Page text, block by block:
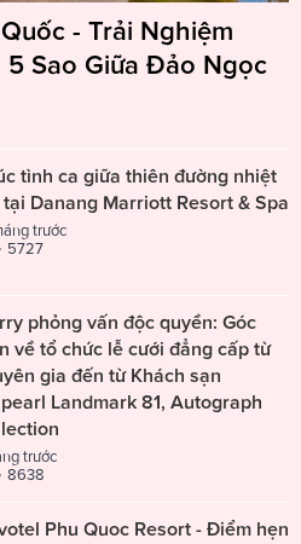
- Trải Nghiệm
Sao Giữa Đảo Ngọc
tình ca giữa thiên đường nhiệt
Danang Marriott Resort & Spa
trước
5727
phỏng vấn độc quyền: Góc
về tổ chức lễ cưới đẳng cấp từ
gia đến từ Khách sạn
Landmark 81, Autograph
trước
8638
Phu Quoc Resort - Điểm hẹn